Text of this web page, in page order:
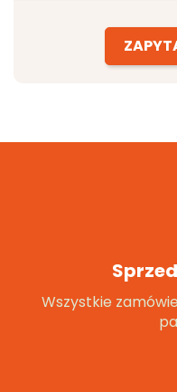
Wszystkie